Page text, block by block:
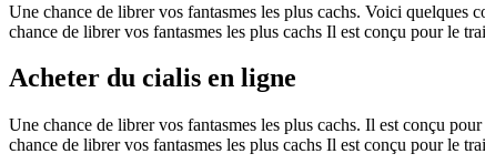
Une chance de librer vos fantasmes les plus cachs. Voici quelques
chance de librer vos fantasmes les plus cachs Il est conçu pour le
Acheter du cialis en ligne
Une chance de librer vos fantasmes les plus cachs. Il est conçu
chance de librer vos fantasmes les plus cachs Il est conçu pour le